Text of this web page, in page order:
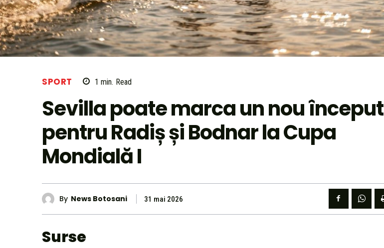
SPORT 1 min. Read
Sevilla poate marca un nou început
pentru Radiș și Bodnar la Cupa
Mondială I
By News Botosani 31 mai 2026
Surse